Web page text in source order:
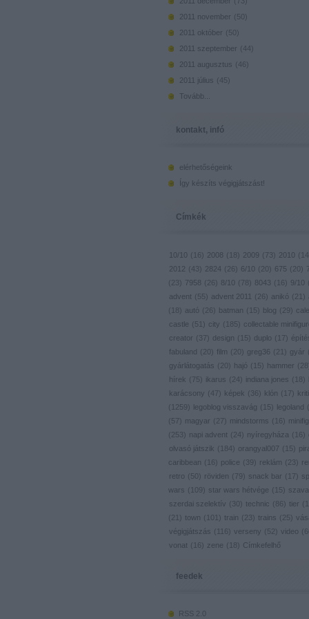
2011 november ( 50)
2011 október ( 50)
2011 szeptember ( 44)
2011 augusztus ( 46 )
2011 július ( 45)
Tovább
kontakt, infó
elérhetőségeink
Így készíts végigjátszást!
Címkék
10/10 ( 16 ) 2008 ( 18 ) 2009 ( 73) 2010 (
2012 ( 43) 2824 ( 26 ) 6/10 ( 20) 675 ( 20)
( 23) 7958 ( 26 ) 8/10 ( 78 ) 8043 ( 16 ) 9/10 (
advent ( 55) advent 2011 ( 26 ) anikó ( 21 )
(
18 ) autó ( 26 ) batman ( 15) blog ( 29)
castle ( 51 ) city ( 185) collectable
creator ( 37) design ( 15) duplo ( 17)
fabuland ( 20) film ( 20) greg36 ( 21 ) gyár (
gyárlátogatás ( 20) hajó ( 15) hammer ( 28
hírek ( 75) ikarus ( 24) indiana jones ( 18 )
karácsony ( 47) képek ( 36 ) klón ( 17)
(
1259) legoblog visszavág ( 15) legoland (
( 57) magyar ( 27) mindstorms ( 16 ) minifig
( 253) napi advent ( 24) nyíregyháza ( 16 )
olvasó játszik ( 184) orangyal007 ( 15)
caribbean ( 16 ) police ( 39) reklám ( 23)
retro ( 50) röviden ( 79) snack bar ( 17)
wars ( 109) star wars hétvége ( 15)
szerdai szelektív ( 30) technic ( 86 ) tier (
( 21 ) town ( 101 ) train ( 23) trains ( 25)
végigjátszás ( 116 ) verseny ( 52) video (
vonat ( 16 ) zene ( 18 ) Címkefelhő
feedek
RSS 2.0